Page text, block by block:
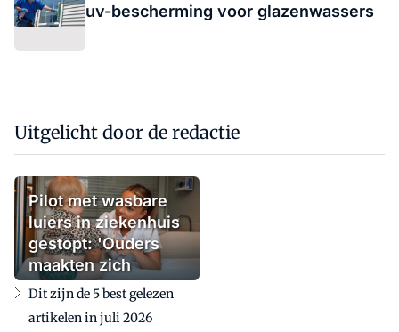
uv-bescherming voor glazenwassers
Uitgelicht door de redactie
Pilot met wasbare
luiers in ziekenhuis
gestopt: 'Ouders
maakten zich
zorgen'
Dit zijn de 5 best gelezen
artikelen in juli 2026